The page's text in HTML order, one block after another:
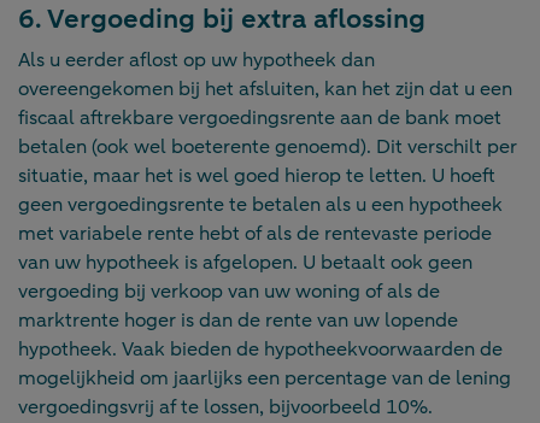
6. Vergoeding bij extra aflossing
Als u eerder aflost op uw hypotheek dan
overeengekomen bij het afsluiten, kan het zijn dat u een
fiscaal aftrekbare vergoedingsrente aan de bank moet
betalen (ook wel boeterente genoemd). Dit verschilt per
situatie, maar het is wel goed hierop te letten. U hoeft
geen vergoedingsrente te betalen als u een hypotheek
met variabele rente hebt of als de rentevaste periode
van uw hypotheek is afgelopen. U betaalt ook geen
vergoeding bij verkoop van uw woning of als de
marktrente hoger is dan de rente van uw lopende
hypotheek. Vaak bieden de hypotheekvoorwaarden de
mogelijkheid om jaarlijks een percentage van de lening
vergoedingsvrij af te lossen, bijvoorbeeld 10%.